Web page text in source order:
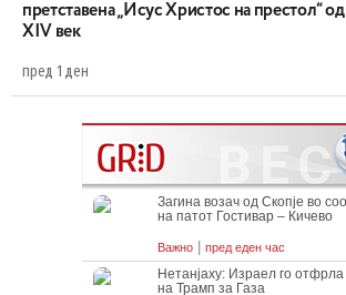
претставена „Исус Христос на престол“ од
XIV век
пред 1 ден